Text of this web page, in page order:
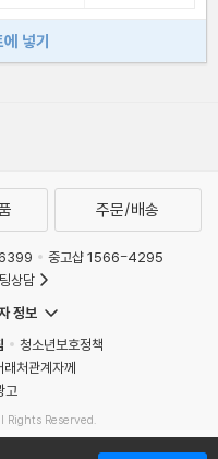
넣기
주문/배송
중고샵 1566-4295
상담
정보
청소년보호정책
래처관계자께
고
Rights Reserved.